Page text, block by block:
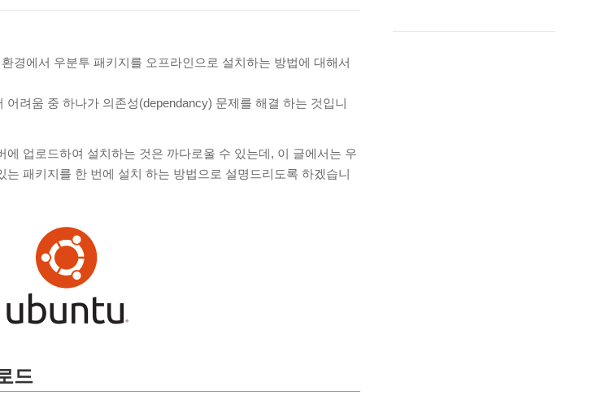
경에서 우분투 패키지를 오프라인으로 설치하는 방법에 대해서
려움 중 하나가 의존성(dependancy) 문제를 해결 하는 것입니
업로드하여 설치하는 것은 까다로울 수 있는데, 이 글에서는 우
패키지를 한 번에 설치 하는 방법으로 설명드리도록 하겠습니
드